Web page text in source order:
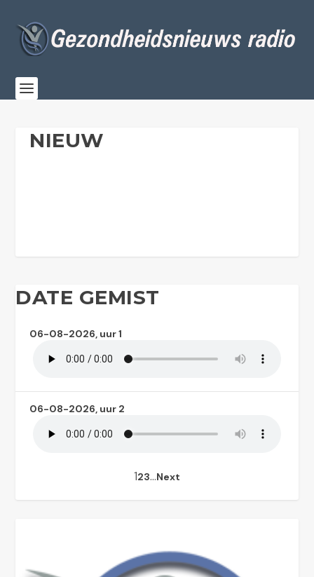
NIEUW
DATE GEMIST
06-08-2026, uur 1
06-08-2026, uur 2
123…Next